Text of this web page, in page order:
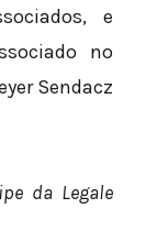
e
no
Sendacz
da Legale